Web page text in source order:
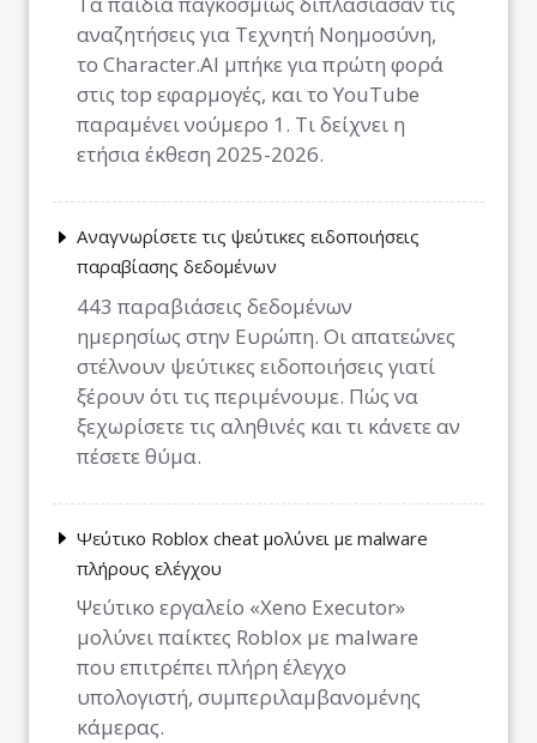
αναζητήσεις για Τεχνητή Νοημοσύνη,
το Character.AI μπήκε για πρώτη φορά
στις top εφαρμογές, και το YouTube
παραμένει νούμερο 1. Τι δείχνει η
ετήσια έκθεση 2025-2026.
Αναγνωρίσετε τις ψεύτικες ειδοποιήσεις
παραβίασης δεδομένων
443 παραβιάσεις δεδομένων
ημερησίως στην Ευρώπη. Οι απατεώνες
στέλνουν ψεύτικες ειδοποιήσεις γιατί
ξέρουν ότι τις περιμένουμε. Πώς να
ξεχωρίσετε τις αληθινές και τι κάνετε αν
πέσετε θύμα.
Ψεύτικο Roblox cheat μολύνει με malware
πλήρους ελέγχου
Ψεύτικο εργαλείο «Xeno Executor»
μολύνει παίκτες Roblox με malware
που επιτρέπει πλήρη έλεγχο
υπολογιστή, συμπεριλαμβανομένης
κάμερας.